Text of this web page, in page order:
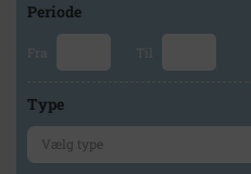
Periode
Fra Til
Type